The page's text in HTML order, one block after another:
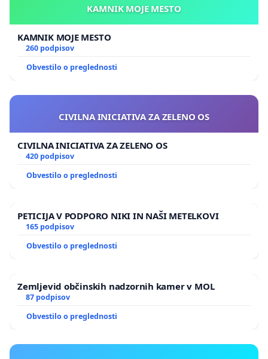
KAMNIK MOJE MESTO
KAMNIK MOJE MESTO
260 podpisov
Obvestilo o preglednosti
CIVILNA INICIATIVA ZA ZELENO OS
CIVILNA INICIATIVA ZA ZELENO OS
420 podpisov
Obvestilo o preglednosti
PETICIJA V PODPORO NIKI IN NAŠI METELKOVI
165 podpisov
Obvestilo o preglednosti
Zemljevid občinskih nadzornih kamer v MOL
87 podpisov
Obvestilo o preglednosti